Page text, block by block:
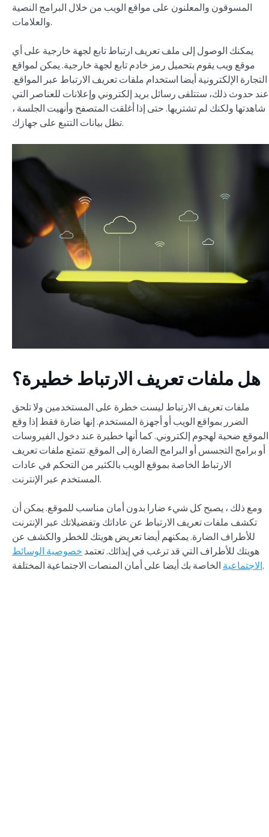
المسوقون والمعلنون على مواقع الويب من خلال البرامج النصية
والعلامات.
يمكنك الوصول إلى ملف تعريف ارتباط تابع لجهة خارجية على أي
موقع ويب يقوم بتحميل رمز خادم تابع لجهة خارجية. يمكن لمواقع
التجارة الإلكترونية أيضا استخدام ملفات تعريف الارتباط عبر المواقع.
عند حدوث ذلك، ستتلقى رسائل بريد إلكتروني وإعلانات للعناصر التي
شاهدتها ولكنك لم تشتريها. حتى إذا أغلقت المتصفح وأنهيت الجلسة ،
تظل بيانات التتبع على جهازك.
هل ملفات تعريف الارتباط خطيرة؟
ملفات تعريف الارتباط ليست خطرة على المستخدمين ولا تلحق
الضرر بمواقع الويب أو أجهزة المستخدم. إنها ضارة فقط إذا وقع
الموقع ضحية لهجوم إلكتروني. كما أنها خطيرة عند دخول الفيروسات
أو برامج التجسس أو البرامج الضارة إلى الموقع. تتمتع ملفات تعريف
الارتباط الخاصة بموقع الويب بالكثير من التحكم في عادات
المستخدم عبر الإنترنت.
ومع ذلك ، يصبح كل شيء ضارا بدون أمان مناسب للموقع. يمكن أن
تكشف ملفات تعريف الارتباط عن عاداتك وتفضيلاتك عبر الإنترنت
للأطراف الضارة. يمكنهم أيضا تعريض هويتك للخطر والكشف عن
هويتك للأطراف التي قد ترغب في إيذائك. تعتمد خصوصية الوسائط
الاجتماعيةالخاصة بك أيضا على أمان المنصات الاجتماعية المختلفة.